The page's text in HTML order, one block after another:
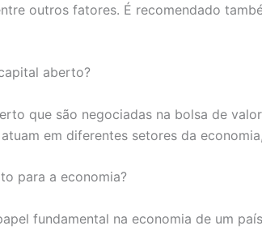
outros fatores. É recomendado
aberto?
que são negociadas na bolsa de
em diferentes setores da
para a economia?
fundamental na economia de um